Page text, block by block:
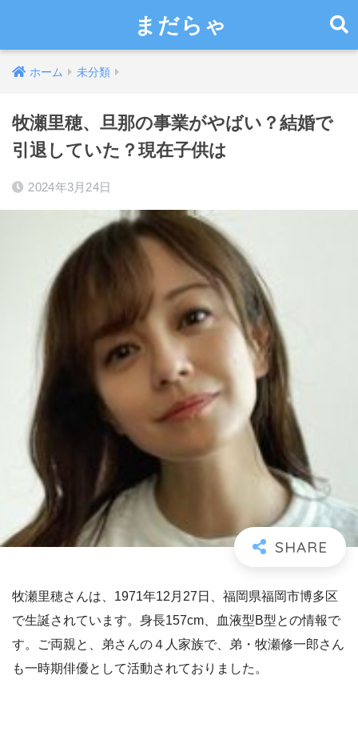
まだらゃ
ホーム 未分類
牧瀬里穂、旦那の事業がやばい？結婚で
引退していた？現在子供は
2024年3月24日
牧瀬里穂さんは、1971年12月27日、福岡県福岡市博多区
で生誕されています。身長157cm、血液型B型との情報で
す。ご両親と、弟さんの４人家族で、弟・牧瀬修一郎さん
も一時期俳優として活動されておりました。